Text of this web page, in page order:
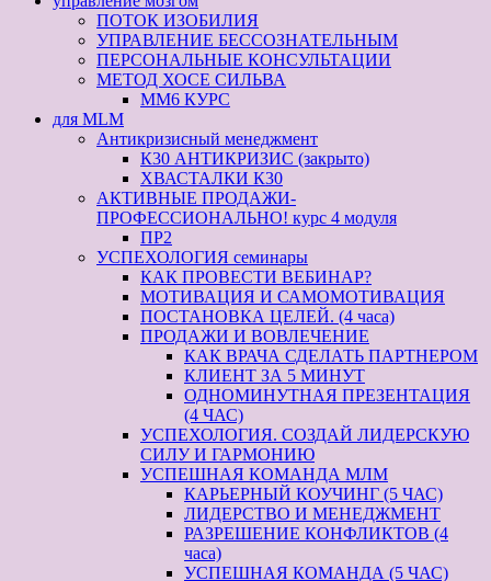
ПОТОК ИЗОБИЛИЯ
УПРАВЛЕНИЕ БЕССОЗНАТЕЛЬНЫМ
ПЕРСОНАЛЬНЫЕ КОНСУЛЬТАЦИИ
МЕТОД ХОСЕ СИЛЬВА
ММ6 КУРС
для MLM
Антикризисный менеджмент
К30 АНТИКРИЗИС (закрыто)
ХВАСТАЛКИ К30
АКТИВНЫЕ ПРОДАЖИ-
ПРОФЕССИОНАЛЬНО! курс 4 модуля
ПР2
УСПЕХОЛОГИЯ семинары
КАК ПРОВЕСТИ ВЕБИНАР?
МОТИВАЦИЯ И САМОМОТИВАЦИЯ
ПОСТАНОВКА ЦЕЛЕЙ. (4 часа)
ПРОДАЖИ И ВОВЛЕЧЕНИЕ
КАК ВРАЧА СДЕЛАТЬ ПАРТНЕРОМ
КЛИЕНТ ЗА 5 МИНУТ
ОДНОМИНУТНАЯ ПРЕЗЕНТАЦИЯ
(4 ЧАС)
УСПЕХОЛОГИЯ. СОЗДАЙ ЛИДЕРСКУЮ
СИЛУ И ГАРМОНИЮ
УСПЕШНАЯ КОМАНДА МЛМ
КАРЬЕРНЫЙ КОУЧИНГ (5 ЧАС)
ЛИДЕРСТВО И МЕНЕДЖМЕНТ
РАЗРЕШЕНИЕ КОНФЛИКТОВ (4
часа)
УСПЕШНАЯ КОМАНДА (5 ЧАС)